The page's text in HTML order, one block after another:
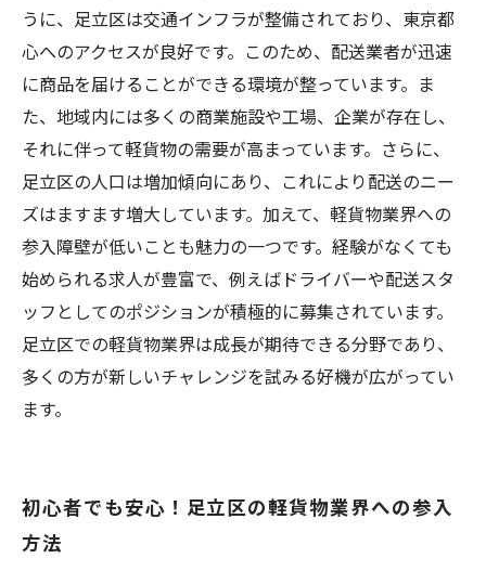
うに、足立区は交通インフラが整備されており、東京都
心へのアクセスが良好です。このため、配送業者が迅速
に商品を届けることができる環境が整っています。ま
た、地域内には多くの商業施設や工場、企業が存在し、
それに伴って軽貨物の需要が高まっています。さらに、
足立区の人口は増加傾向にあり、これにより配送のニー
ズはますます増大しています。加えて、軽貨物業界への
参入障壁が低いことも魅力の一つです。経験がなくても
始められる求人が豊富で、例えばドライバーや配送スタ
ッフとしてのポジションが積極的に募集されています。
足立区での軽貨物業界は成長が期待できる分野であり、
多くの方が新しいチャレンジを試みる好機が広がってい
ます。
初心者でも安心！足立区の軽貨物業界への参入
方法